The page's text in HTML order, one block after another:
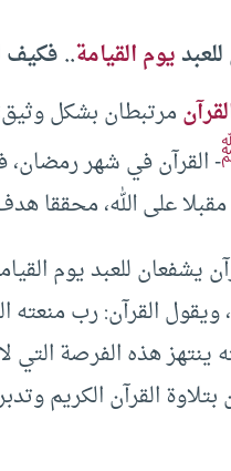
يوم القيامة.. فكيف
مرتبطان بشكل
- القرآن في شهر رمضان،
على الله، محققا
يشفعان للعبد يوم
القرآن: رب منعته
هذه الفرصة التي
القرآن الكريم